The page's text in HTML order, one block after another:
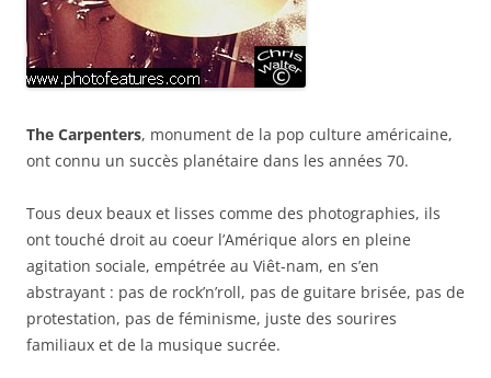
The Carpenters, monument de la pop culture américaine,
ont connu un succès planétaire dans les années 70.
Tous deux beaux et lisses comme des photographies, ils
ont touché droit au coeur l’Amérique alors en pleine
agitation sociale, empétrée au Viêt-nam, en s’en
abstrayant : pas de rock’n’roll, pas de guitare brisée, pas de
protestation, pas de féminisme, juste des sourires
familiaux et de la musique sucrée.